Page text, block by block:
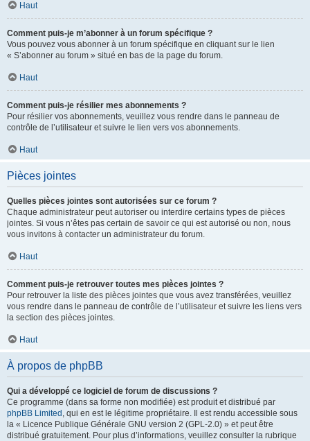
Haut
Comment puis-je m’abonner à un forum spécifique ?
Vous pouvez vous abonner à un forum spécifique en cliquant sur le lien
« S’abonner au forum » situé en bas de la page du forum.
Haut
Comment puis-je résilier mes abonnements ?
Pour résilier vos abonnements, veuillez vous rendre dans le panneau de
contrôle de l’utilisateur et suivre le lien vers vos abonnements.
Haut
Pièces jointes
Quelles pièces jointes sont autorisées sur ce forum ?
Chaque administrateur peut autoriser ou interdire certains types de pièces
jointes. Si vous n’êtes pas certain de savoir ce qui est autorisé ou non, nous
vous invitons à contacter un administrateur du forum.
Haut
Comment puis-je retrouver toutes mes pièces jointes ?
Pour retrouver la liste des pièces jointes que vous avez transférées, veuillez
vous rendre dans le panneau de contrôle de l’utilisateur et suivre les liens vers
la section des pièces jointes.
Haut
À propos de phpBB
Qui a développé ce logiciel de forum de discussions ?
Ce programme (dans sa forme non modifiée) est produit et distribué par
phpBB Limited , qui en est le légitime propriétaire. Il est rendu accessible sous
la « Licence Publique Générale GNU version 2 (GPL-2.0) » et peut être
distribué gratuitement. Pour plus d’informations, veuillez consulter la rubrique